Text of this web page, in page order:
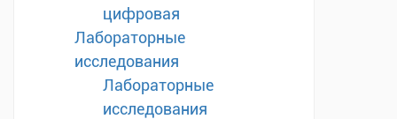
цифровая
Лабораторные
исследования
Лабораторные
исследования